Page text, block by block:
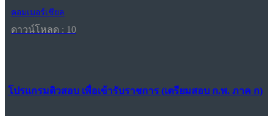
คอมเมอร์เชียล
ดาวน์โหลด : 10
โปรแกรมติวสอบ เพื่อเข้ารับราชการ (เตรียมสอบ ก.พ. ภาค ก)